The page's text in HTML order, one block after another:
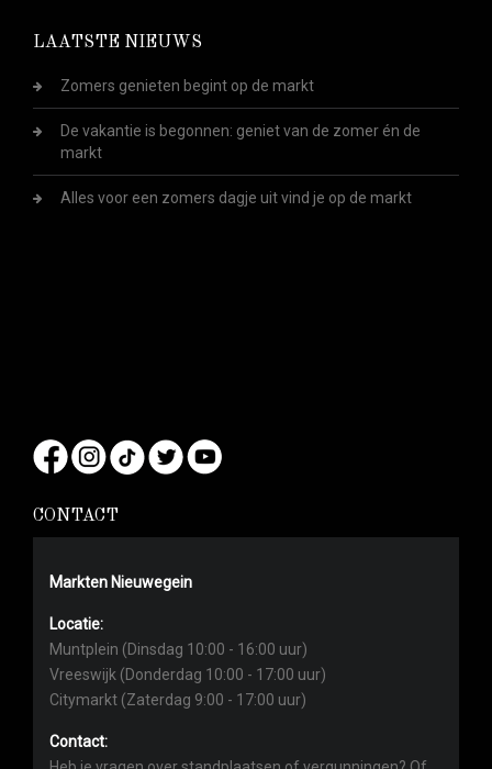
LAATSTE NIEUWS
Zomers genieten begint op de markt
De vakantie is begonnen: geniet van de zomer én de
markt
Alles voor een zomers dagje uit vind je op de markt
CONTACT
Markten Nieuwegein
Locatie:
Muntplein (Dinsdag 10:00 - 16:00 uur)
Vreeswijk (Donderdag 10:00 - 17:00 uur)
Citymarkt (Zaterdag 9:00 - 17:00 uur)
Contact: